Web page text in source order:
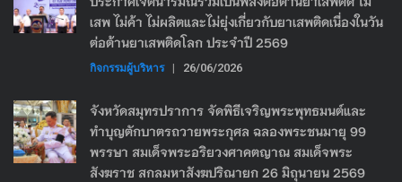
เสพ ไม่ค้า ไม่ผลิตและไม่ยุ่งเกี่ยวกับยาเสพติดเนื่องในวัน
ต่อต้านยาเสพติดโลก ประจำปี 2569
กิจกรรมผู้บริหาร | 26/06/2026
จังหวัดสมุทรปราการ จัดพิธีเจริญพระพุทธมนต์และ
ทำบุญตักบาตรถวายพระกุศล ฉลองพระชนมายุ 99
พรรษา สมเด็จพระอริยวงศาคตญาณ สมเด็จพระ
สังฆราช สกลมหาสังฆปริณายก 26 มิถุนายน 2569